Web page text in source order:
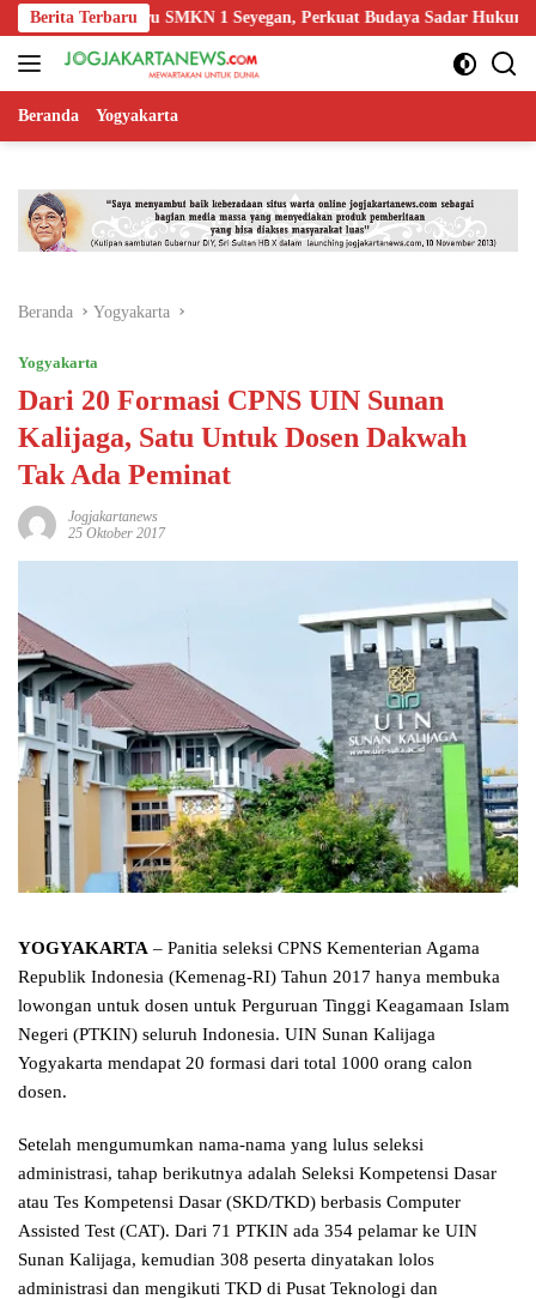
Langsung
ke
konten
Berita Terbaru
Guru SMKN 1 Seyegan, Perkuat Budaya Sadar Hukum di Sekolah
Beranda Yogyakarta
Beranda Yogyakarta
Yogyakarta
Dari 20 Formasi CPNS UIN Sunan
Kalijaga, Satu Untuk Dosen Dakwah
Tak Ada Peminat
Jogjakartanews
25 Oktober 2017
YOGYAKARTA – Panitia seleksi CPNS Kementerian Agama
Republik Indonesia (Kemenag-RI) Tahun 2017 hanya membuka
lowongan untuk dosen untuk Perguruan Tinggi Keagamaan Islam
Negeri (PTKIN) seluruh Indonesia. UIN Sunan Kalijaga
Yogyakarta mendapat 20 formasi dari total 1000 orang calon
dosen.
Setelah mengumumkan nama-nama yang lulus seleksi
administrasi, tahap berikutnya adalah Seleksi Kompetensi Dasar
atau Tes Kompetensi Dasar (SKD/TKD) berbasis Computer
Assisted Test (CAT). Dari 71 PTKIN ada 354 pelamar ke UIN
Sunan Kalijaga, kemudian 308 peserta dinyatakan lolos
administrasi dan mengikuti TKD di Pusat Teknologi dan